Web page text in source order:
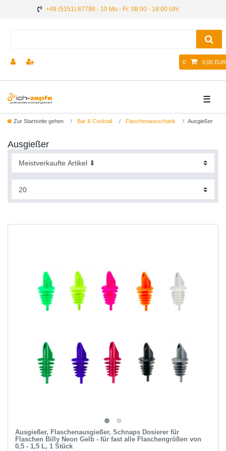
+49 (5151) 87798 - 10 Mo - Fr: 08:00 - 18:00 Uhr
0 0,00 EUR
☰
Zur Startseite gehen Bar & Cocktail Flaschenausschank Ausgießer
Ausgießer
Ausgießer, Flaschenausgießer, Schnaps Dosierer für
Flaschen Billy Neon Gelb - für fast alle Flaschengrößen von
0,5 - 1,5 L, 1 Stück